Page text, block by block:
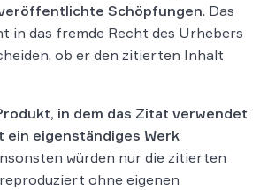
Schöpfungen. Das
in das fremde Recht des Urhebers
ob er den zitierten Inhalt
in dem das Zitat verwendet
ein eigenständiges Werk
würden nur die zitierten
ohne eigenen